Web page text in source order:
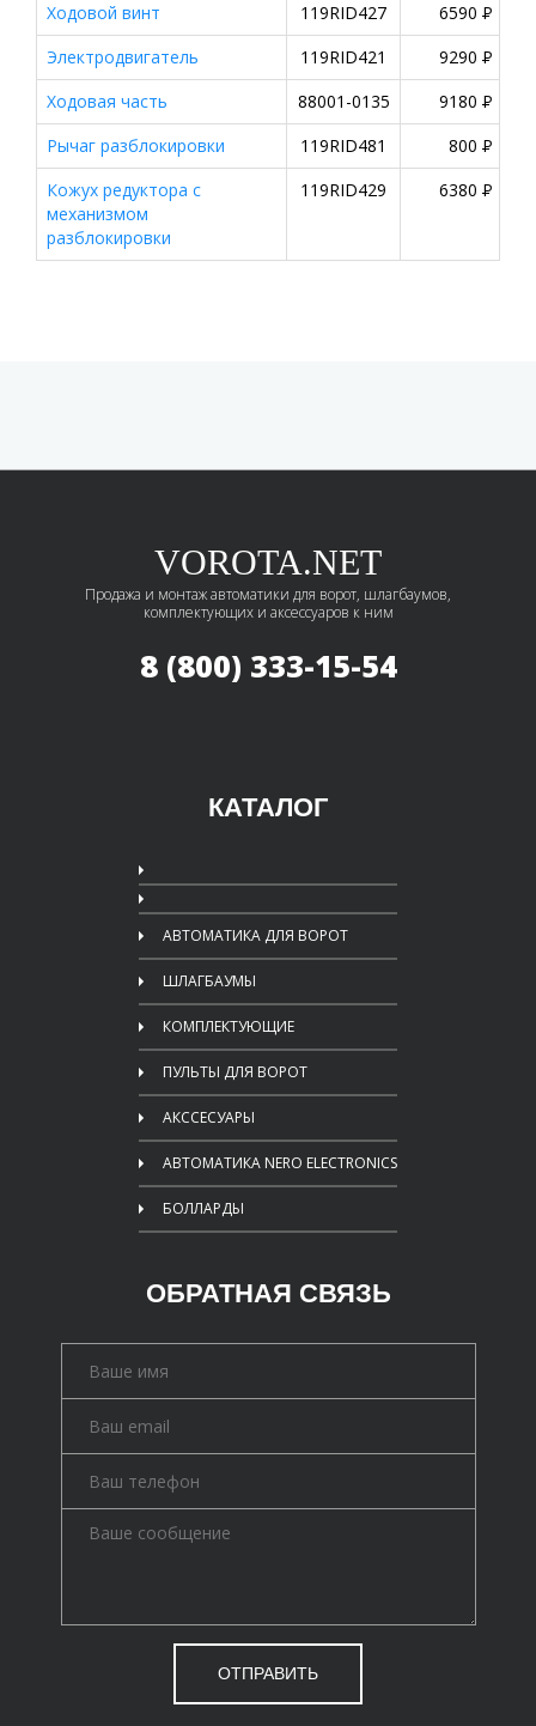
Ходовой винт 119RID427 6590P
Электродвигатель
119RID421 9290P
Ходовая часть
88001-0135 9180P
Рычаг разблокировки
119RID481 800P
Кожух редуктора с
механизмом
разблокировки
119RID429 6380P
VOROTA.NET
Продажа и монтаж автоматики для ворот, шлагбаумов,
комплектующих и аксессуаров к ним
8 (800) 333-15-54
КАТАЛОГ
АВТОМАТИКА ДЛЯ ВОРОТ
ШЛАГБАУМЫ
КОМПЛЕКТУЮЩИЕ
ПУЛЬТЫ ДЛЯ ВОРОТ
АКССЕСУАРЫ
АВТОМАТИКА NERO ELECTRONICS
БОЛЛАРДЫ
ОБРАТНАЯ СВЯЗЬ
ОТПРАВИТЬ